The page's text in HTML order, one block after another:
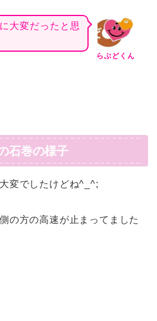
らぶどくん
大変だったと思
石巻の様子
変でしたけどね^_^;
の方の高速が止まってました